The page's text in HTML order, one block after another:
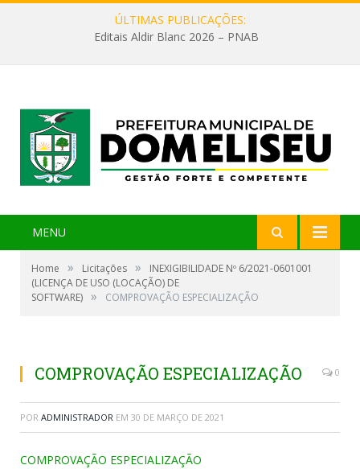
ÚLTIMAS PUBLICAÇÕES:
Editais Aldir Blanc 2026 – PNAB
MENU
Home » Licitações »
INEXIGIBILIDADE Nº 6/2021-0601001
(LICENÇA DE USO (LOCAÇÃO) DE
SOFTWARE) » COMPROVAÇÃO ESPECIALIZAÇÃO
COMPROVAÇÃO ESPECIALIZAÇÃO 0
POR ADMINISTRADOR EM 30 DE MARÇO DE 2021
COMPROVAÇÃO ESPECIALIZAÇÃO